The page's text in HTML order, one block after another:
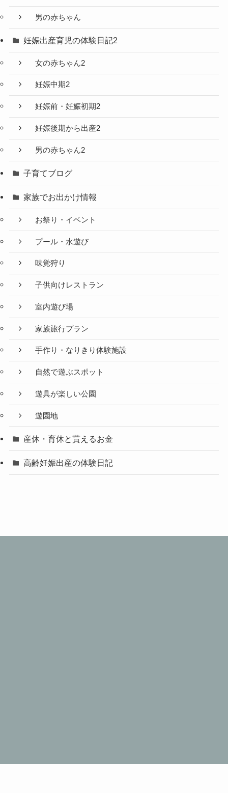
男の赤ちゃん
妊娠出産育児の体験日記2
女の赤ちゃん2
妊娠中期2
妊娠前・妊娠初期2
妊娠後期から出産2
男の赤ちゃん2
子育てブログ
家族でお出かけ情報
お祭り・イベント
プール・水遊び
味覚狩り
子供向けレストラン
室内遊び場
家族旅行プラン
手作り・なりきり体験施設
自然で遊ぶスポット
遊具が楽しい公園
遊園地
産休・育休と貰えるお金
高齢妊娠出産の体験日記